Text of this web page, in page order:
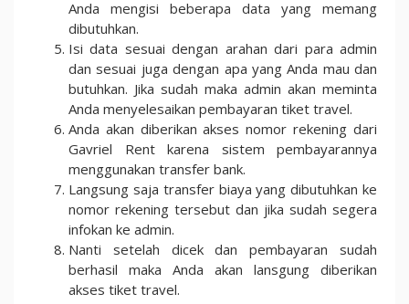
Anda mengisi beberapa data yang memang
dibutuhkan.
Isi data sesuai dengan arahan dari para admin
dan sesuai juga dengan apa yang Anda mau dan
butuhkan. Jika sudah maka admin akan meminta
Anda menyelesaikan pembayaran tiket travel.
Anda akan diberikan akses nomor rekening dari
Gavriel Rent karena sistem pembayarannya
menggunakan transfer bank.
Langsung saja transfer biaya yang dibutuhkan ke
nomor rekening tersebut dan jika sudah segera
infokan ke admin.
Nanti setelah dicek dan pembayaran sudah
berhasil maka Anda akan lansgung diberikan
akses tiket travel.